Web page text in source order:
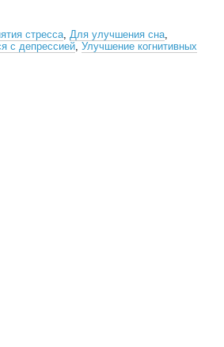
стресса, Для улучшения сна,
с депрессией, Улучшение когнитивных